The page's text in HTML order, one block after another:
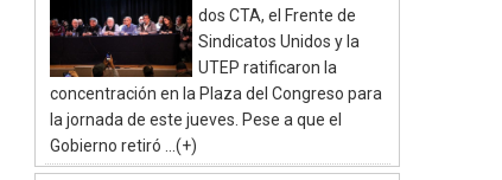
dos CTA, el Frente de
Sindicatos Unidos y la
UTEP ratificaron la
concentración en la Plaza del Congreso para
la jornada de este jueves. Pese a que el
Gobierno retiró ...(+)